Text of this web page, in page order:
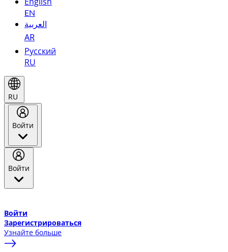
EN
العربية
AR
Русский
RU
RU
Войти
Войти
Войти
Зарегистрироваться
Узнайте больше